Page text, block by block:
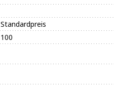
Standardpreis
100